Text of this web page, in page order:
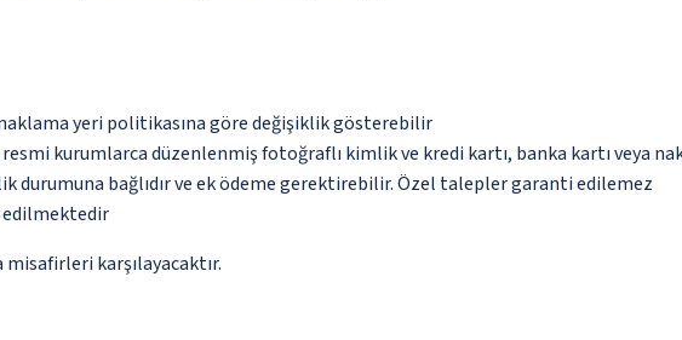
yeri politikasına göre değişiklik gösterebilir
kurumlarca düzenlenmiş fotoğraflı kimlik ve kredi kartı, banka kartı veya
durumuna bağlıdır ve ek ödeme gerektirebilir. Özel talepler garanti edilemez
edilmektedir
misafirleri karşılayacaktır.